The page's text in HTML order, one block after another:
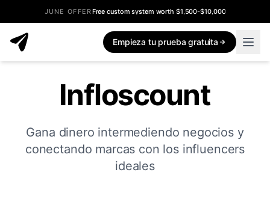
JUNE OFFERFree custom system worth $1,500-$10,000
Empieza tu prueba gratuita
Infloscount
Gana dinero intermediendo negocios y
conectando marcas con los influencers
ideales